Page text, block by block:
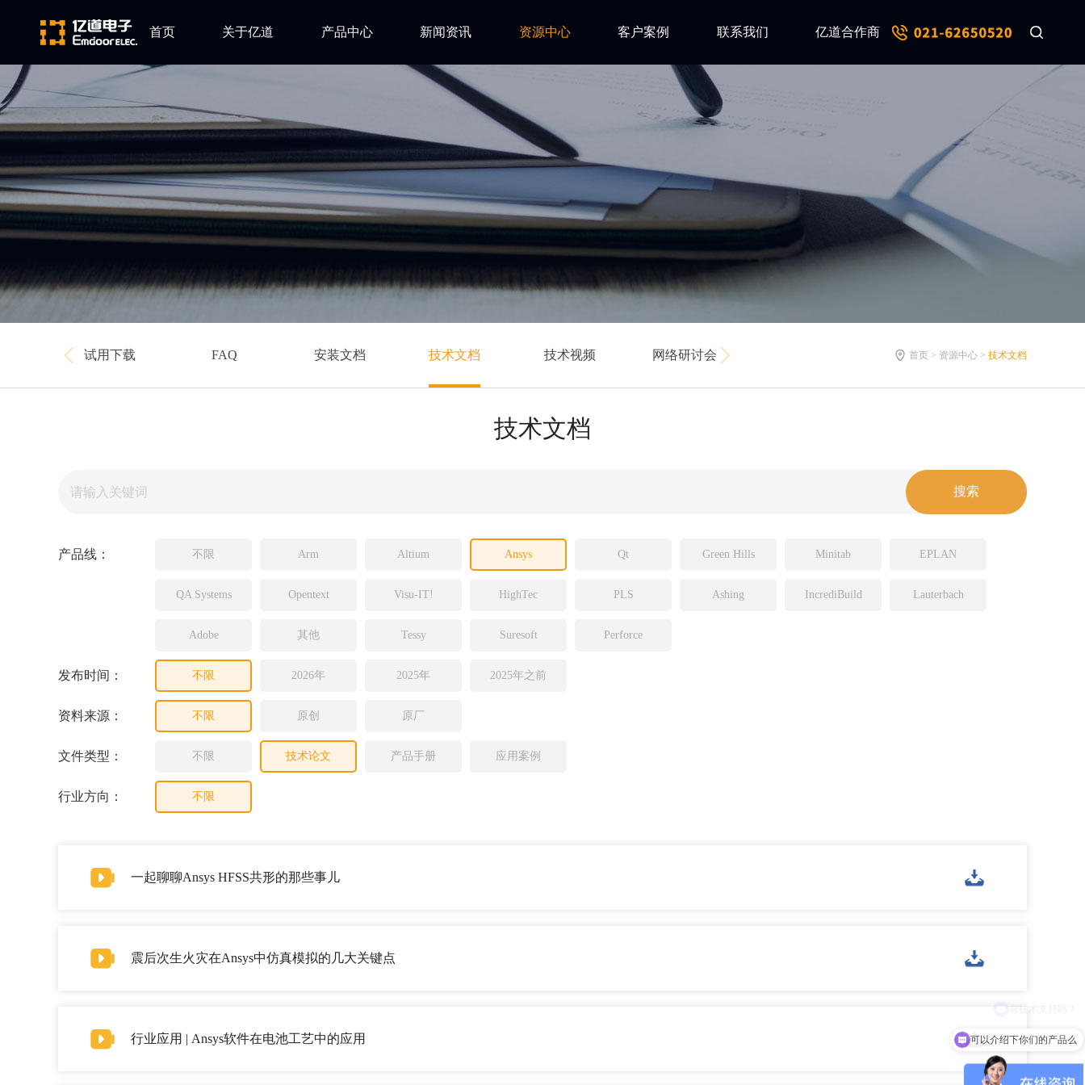
首页 关于亿道
企业文化
产品中心
Ansys
Qt
Green Hills
Minitab
Visu-IT
Source Insight
Incredibuild
新闻资讯
亿道动态
市场活动
资源中心
安装文档
技术文档
网络研讨会
客户案例 联系我们 亿道合作商
试用下载 FAQ 安装文档 技术文档 技术视频 网络研讨会 首页 > 资源中心 > 技术文档
技术文档
产品线： 不限 Arm Altium Ansys Qt Green Hills Minitab EPLAN
QA Systems Opentext Visu-IT! HighTec PLS Ashing IncrediBuild Lauterbach
Adobe 其他 Tessy Suresoft Perforce
发布时间： 不限 2026年 2025年 2025年之前
资料来源： 不限 原创 原厂
文件类型： 不限 技术论文 产品手册 应用案例
行业方向： 不限
一起聊聊Ansys HFSS共形的那些事儿
震后次生火灾在Ansys中仿真模拟的几大关键点
行业应用 | Ansys软件在电池工艺中的应用 可以介绍下你们的产品么